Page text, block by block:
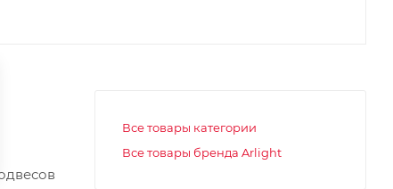
Все товары категории
Все товары бренда Arlight